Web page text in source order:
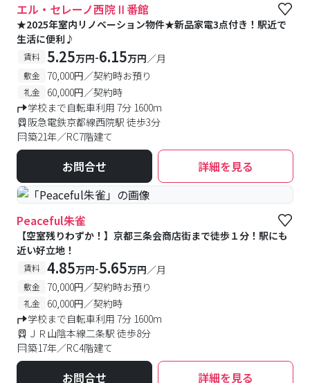
エル・セレーノ西院Ⅱ番館
★2025年室内リノベーション物件★新品家電3点付き！駅近で
生活に便利♪
賃料 5.25万円-6.15万円／月
敷金 70,000円／契約時お預り
礼金
60,000円／契約時
学校まで自転車利用 7分 1600m
阪急電鉄京都線西院駅 徒歩3分
築21年／RC7階建て
お問合せ 詳細を見る
Peaceful朱雀
【空室残りわずか！】京都三条会商店街まで徒歩１分！駅にも
近い好立地！
賃料 4.85万円-5.65万円／月
敷金 70,000円／契約時お預り
礼金
60,000円／契約時
学校まで自転車利用 7分 1600m
ＪＲ山陰本線二条駅 徒歩8分
築17年／RC4階建て
お問合せ 詳細を見る